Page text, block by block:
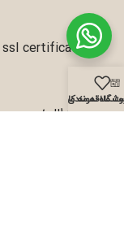
علاقه مندی ها
نمونه کارها